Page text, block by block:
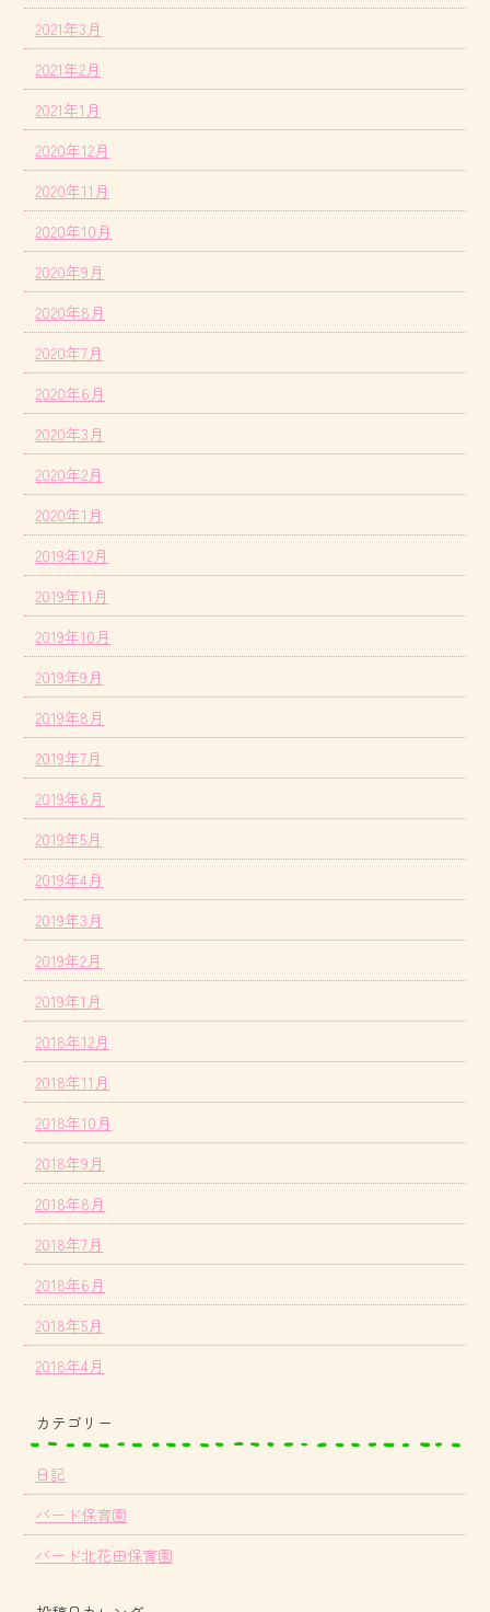
2021年3月
2021年2月
2021年1月
2020年12月
2020年11月
2020年10月
2020年9月
2020年8月
2020年7月
2020年6月
2020年3月
2020年2月
2020年1月
2019年12月
2019年11月
2019年10月
2019年9月
2019年8月
2019年7月
2019年6月
2019年5月
2019年4月
2019年3月
2019年2月
2019年1月
2018年12月
2018年11月
2018年10月
2018年9月
2018年8月
2018年7月
2018年6月
2018年5月
2018年4月
カテゴリー
日記
バード保育園
バード北花田保育園